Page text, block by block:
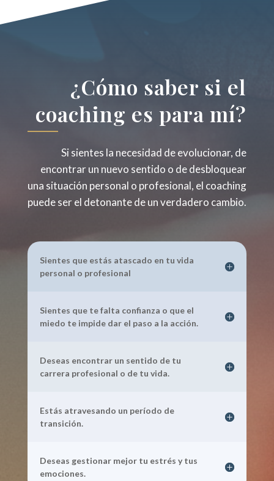
¿Cómo saber si el
coaching es para mí?
Si sientes la necesidad de evolucionar, de
encontrar un nuevo sentido o de desbloquear
una situación personal o profesional, el coaching
puede ser el detonante de un verdadero cambio.
Sientes que estás atascado en tu vida
personal o profesional
Sientes que te falta confianza o que el
miedo te impide dar el paso a la acción.
Deseas encontrar un sentido de tu
carrera profesional o de tu vida.
Estás atravesando un período de
transición.
Deseas gestionar mejor tu estrés y tus
emociones.